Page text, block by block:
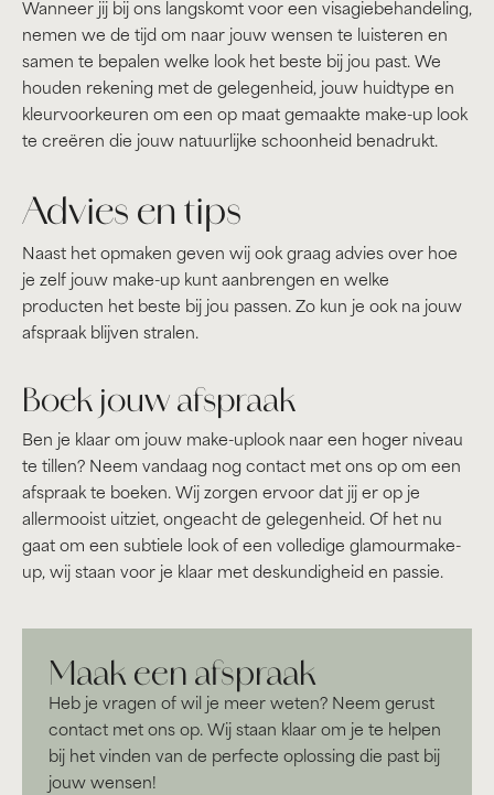
Wanneer jij bij ons langskomt voor een visagiebehandeling,
nemen we de tijd om naar jouw wensen te luisteren en
samen te bepalen welke look het beste bij jou past. We
houden rekening met de gelegenheid, jouw huidtype en
kleurvoorkeuren om een op maat gemaakte make-up look
te creëren die jouw natuurlijke schoonheid benadrukt.
Advies en tips
Naast het opmaken geven wij ook graag advies over hoe
je zelf jouw make-up kunt aanbrengen en welke
producten het beste bij jou passen. Zo kun je ook na jouw
afspraak blijven stralen.
Boek jouw afspraak
Ben je klaar om jouw make-uplook naar een hoger niveau
te tillen? Neem vandaag nog contact met ons op om een
afspraak te boeken. Wij zorgen ervoor dat jij er op je
allermooist uitziet, ongeacht de gelegenheid. Of het nu
gaat om een subtiele look of een volledige glamourmake-
up, wij staan voor je klaar met deskundigheid en passie.
Maak een afspraak
Heb je vragen of wil je meer weten? Neem gerust
contact met ons op. Wij staan klaar om je te helpen
bij het vinden van de perfecte oplossing die past bij
jouw wensen!